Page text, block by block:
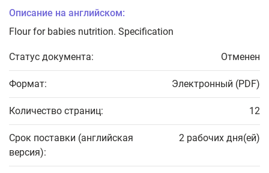
Описание на английском:
Flour for babies nutrition. Specification
Статус документа: Отменен
Формат: Электронный (PDF)
Количество страниц: 12
Срок поставки (английская
версия):
2 рабочих дня(ей)